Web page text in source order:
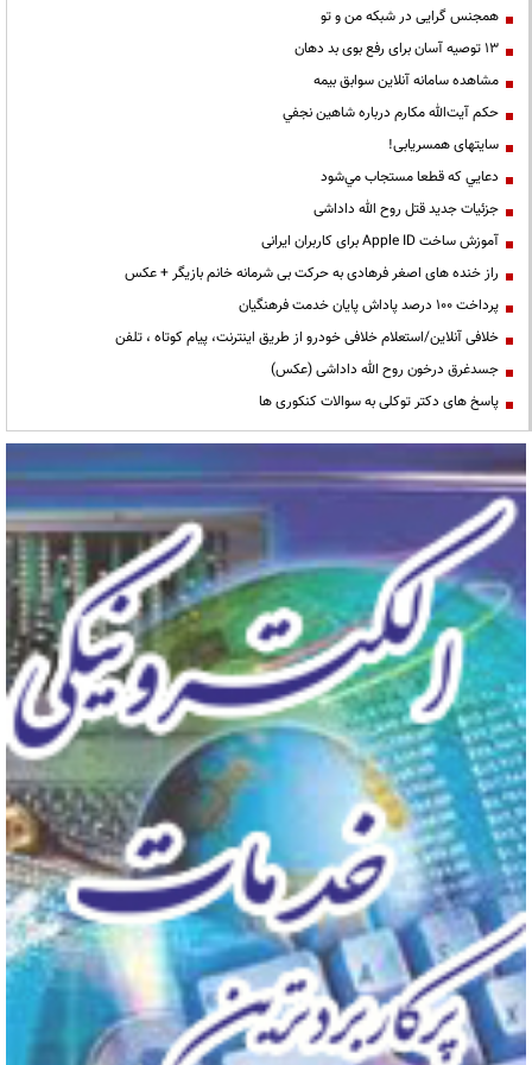
همجنس گرایی در شبکه من و تو
13 توصیه آسان برای رفع بوی بد دهان
مشاهده سامانه آنلاين سوابق بیمه
حكم آيت‌الله مكارم درباره شاهين نجفي
سایتهای همسریابی!
دعايي كه قطعا مستجاب مي‌شود
جزئیات جدید قتل روح الله داداشی
آموزش ساخت Apple ID برای کاربران ایرانی
راز خنده های اصغر فرهادی به حرکت بی شرمانه خانم بازیگر + عکس
پرداخت ۱۰۰ درصد پاداش پایان خدمت فرهنگیان
خلافی آنلاین/استعلام خلافی خودرو از طریق اینترنت، پیام کوتاه ، تلفن
جسدغرق درخون روح الله داداشی (عکس)
پاسخ های دکتر توکلی به سوالات کنکوری ها